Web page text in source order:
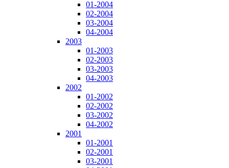
01-2004
02-2004
03-2004
04-2004
2003
01-2003
02-2003
03-2003
04-2003
2002
01-2002
02-2002
03-2002
04-2002
2001
01-2001
02-2001
03-2001